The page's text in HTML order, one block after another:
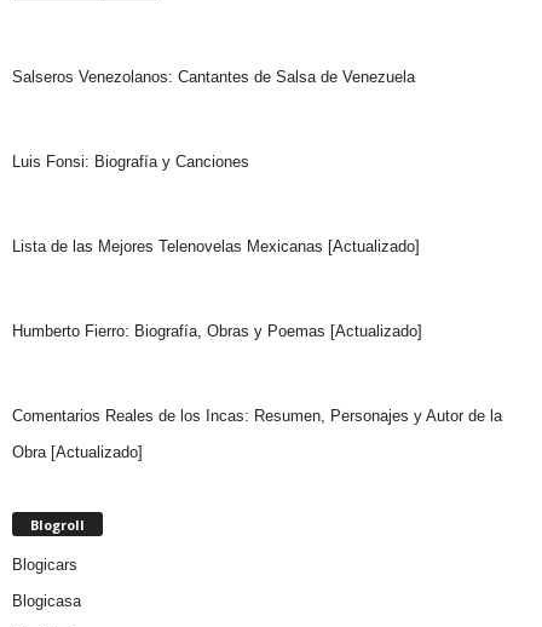
Salseros Venezolanos: Cantantes de Salsa de Venezuela
Luis Fonsi: Biografía y Canciones
Lista de las Mejores Telenovelas Mexicanas [Actualizado]
Humberto Fierro: Biografía, Obras y Poemas [Actualizado]
Comentarios Reales de los Incas: Resumen, Personajes y Autor de la
Obra [Actualizado]
Blogroll
Blogicars
Blogicasa